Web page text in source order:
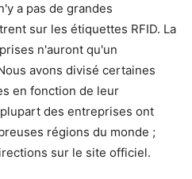
a pas de grandes
sur les étiquettes RFID. La
n'auront qu'un
avons divisé certaines
en fonction de leur
des entreprises ont
régions du monde ;
sur le site officiel.